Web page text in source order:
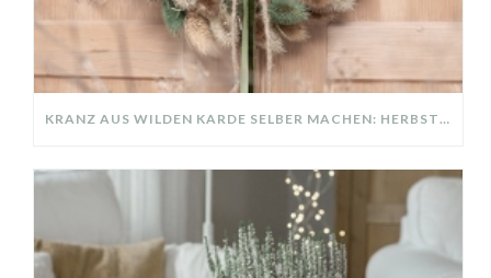
KRANZ AUS WILDEN KARDE SELBER MACHEN: HERBSTDEKO GANZ EINFACH